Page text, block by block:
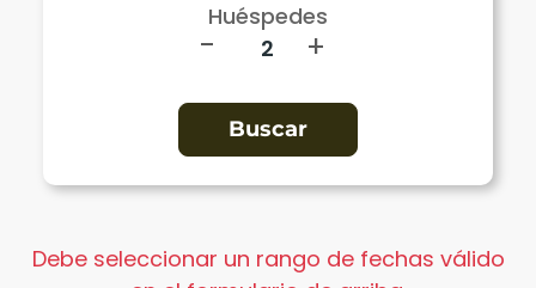
Huéspedes
- +
Debe seleccionar un rango de fechas válido